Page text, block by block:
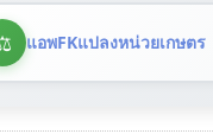
แอพFKแปลงหน่วยเกษตร